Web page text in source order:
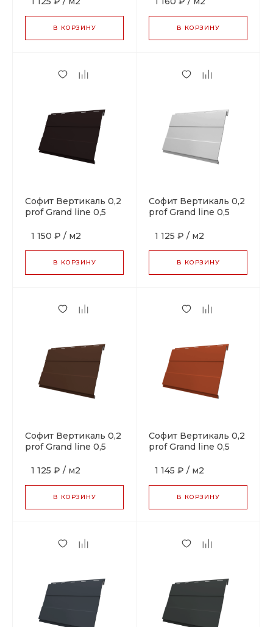
В КОРЗИНУ В КОРЗИНУ
Софит Вертикаль 0,2
prof Grand line 0,5
9005 черный
1 150 ₽ / м2
В КОРЗИНУ
Софит Вертикаль 0,2
prof Grand line 0,5
9003 сигнальный
1 125 ₽ / м2
В КОРЗИНУ
Софит Вертикаль 0,2
prof Grand line 0,5
8017 шоколад
1 125 ₽ / м2
В КОРЗИНУ
Софит Вертикаль 0,2
prof Grand line 0,5
8004 терракота
1 145 ₽ / м2
В КОРЗИНУ